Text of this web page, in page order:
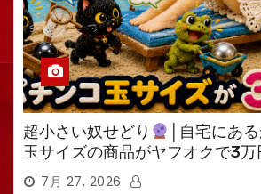
超小さい奴せどり
│自宅にあ
玉サイズの商品がヤフオクで3万
7月 27, 2026